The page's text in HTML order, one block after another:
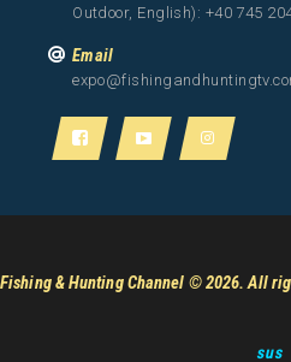
Outdoor, English): +40 745
Email
Fishing & Hunting Channel © 2026. All
sus